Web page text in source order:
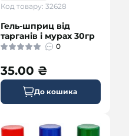
Код товару: 32628
Гель-шприц від
тарганів і мурах 30гр
0
35.00 ₴
До кошика